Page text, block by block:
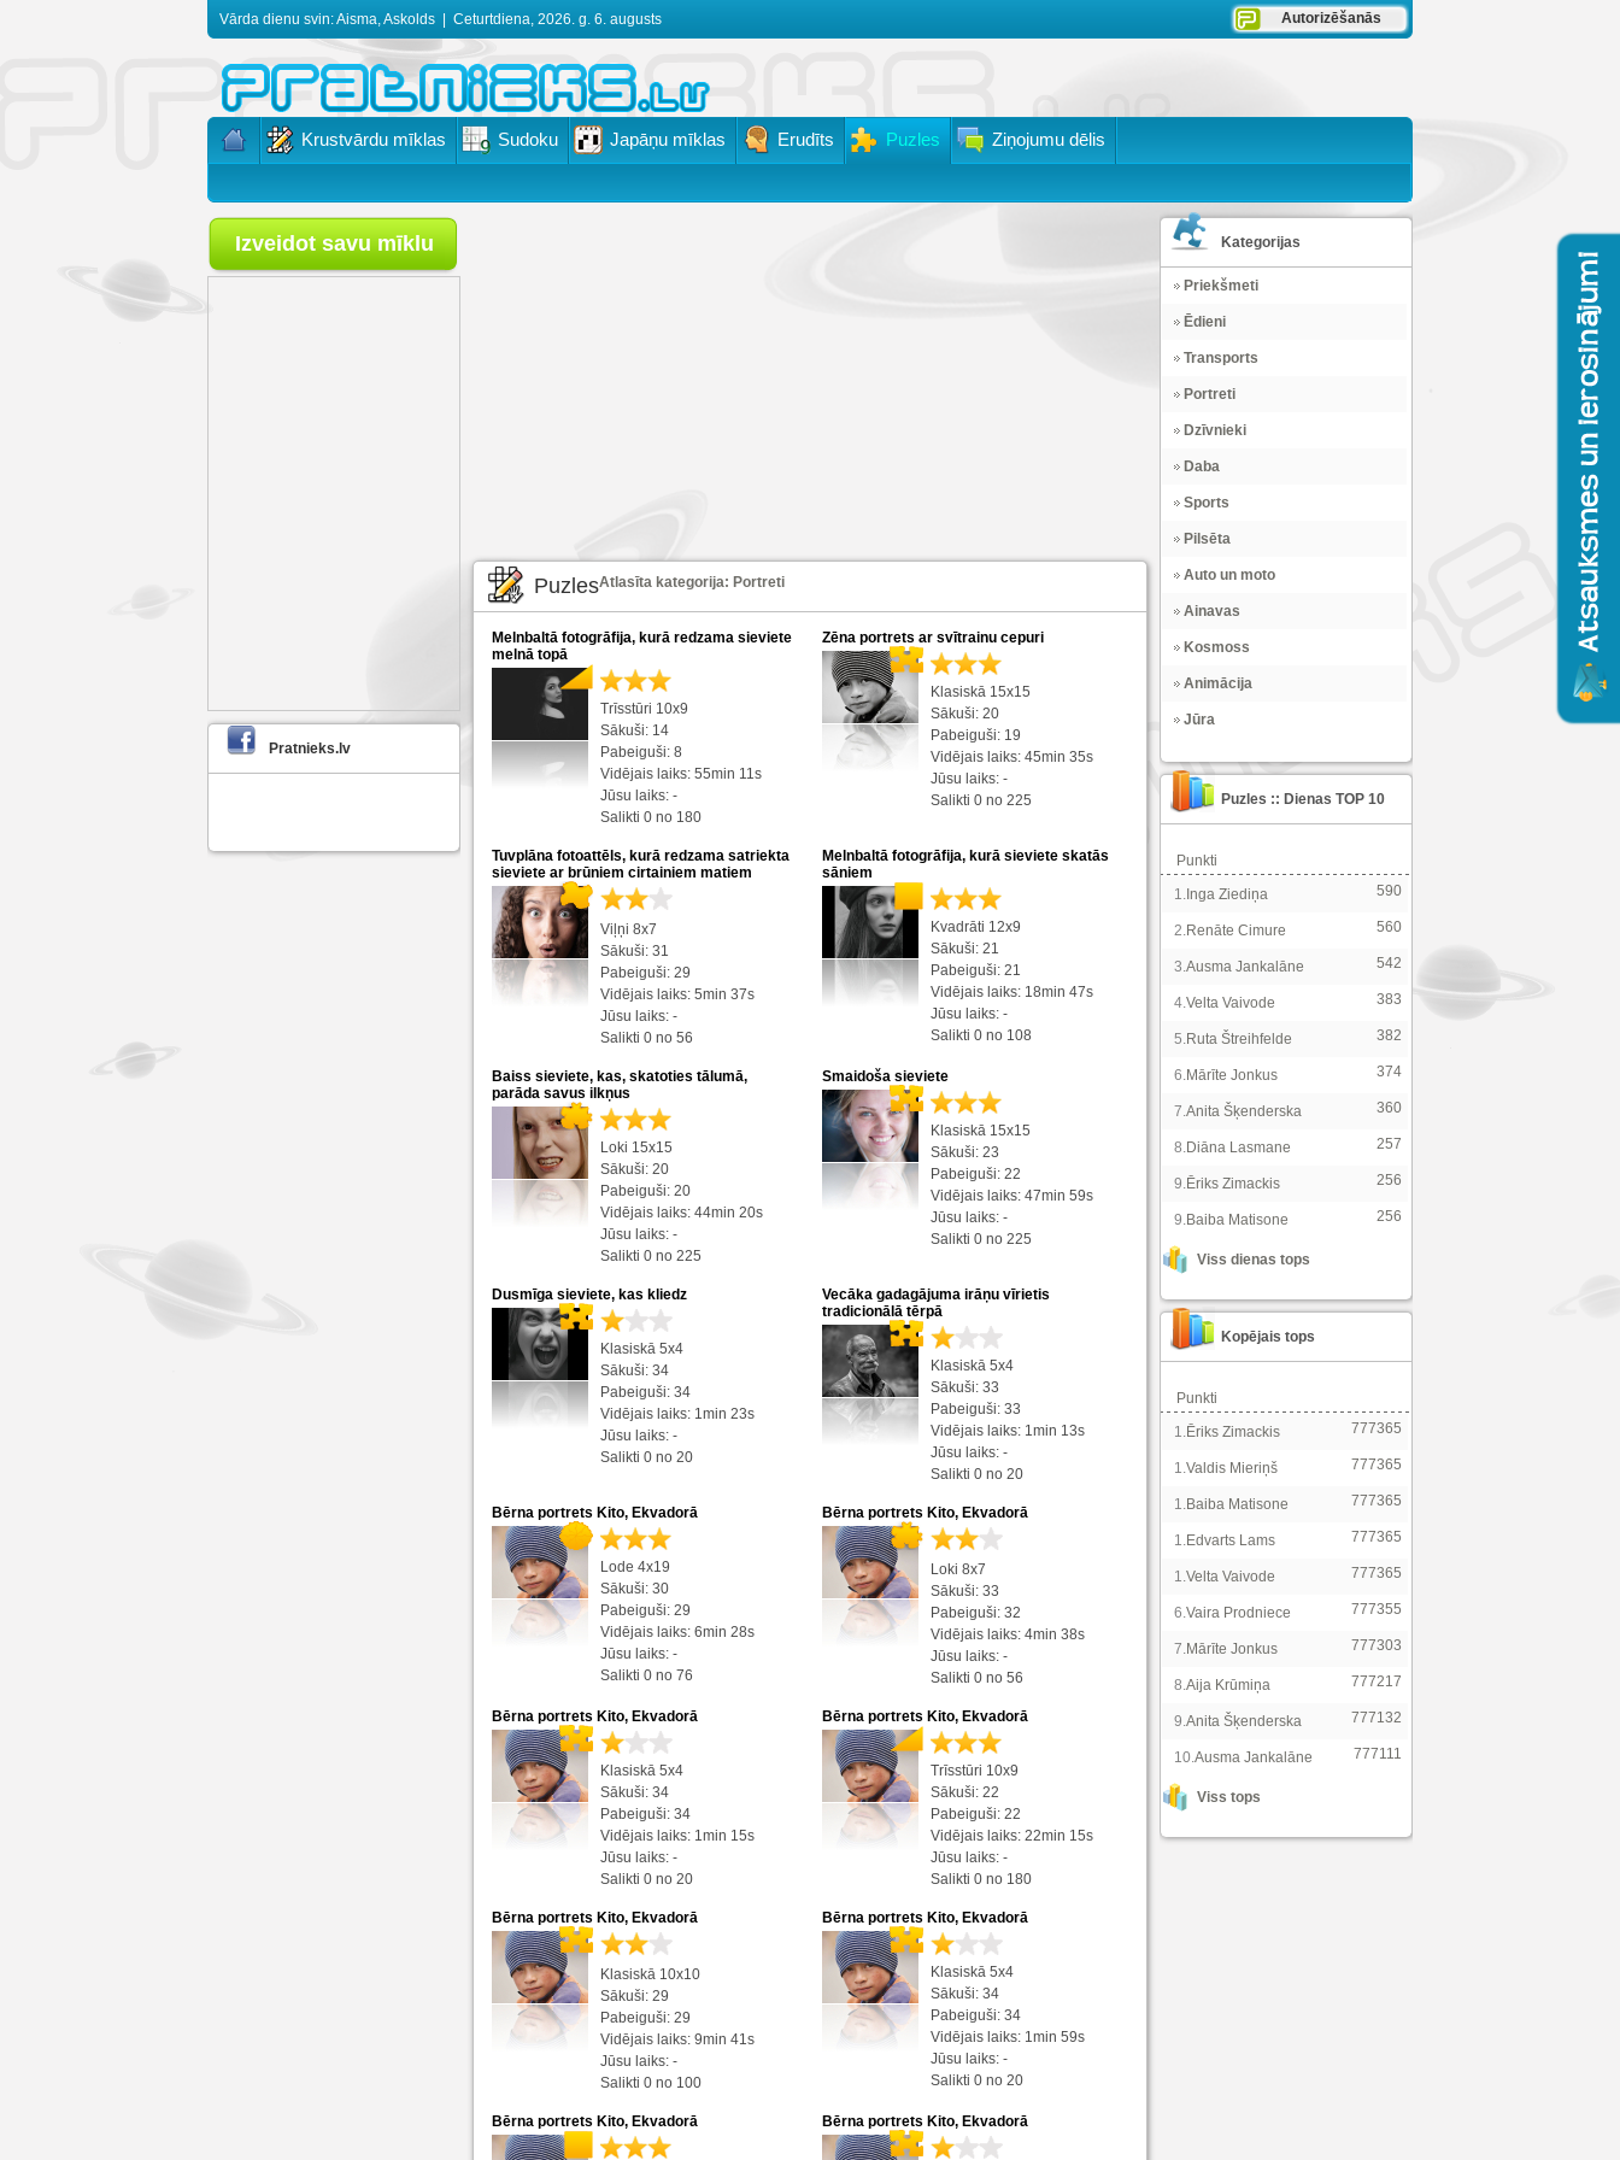
Vārda dienu svin: Aisma, Askolds Ceturtdiena, 2026. g. 6. augusts Autorizēšanās
Krustvārdu mīklas Sudoku Japāņu mīklas Erudīts Puzles Ziņojumu dēlis
Izveidot savu mīklu
Pratnieks.lv
PuzlesAtlasīta kategorija: Portreti
Melnbaltā fotogrāfija, kurā redzama sieviete
melnā topā
Trīsstūri 10x9
Sākuši: 14
Pabeiguši: 8
Vidējais laiks: 55min 11s
Jūsu laiks: -
Salikti 0 no 180
Zēna portrets ar svītrainu cepuri
Klasiskā 15x15
Sākuši: 20
Pabeiguši: 19
Vidējais laiks: 45min 35s
Jūsu laiks: -
Salikti 0 no 225
Tuvplāna fotoattēls, kurā redzama satriekta
sieviete ar brūniem cirtainiem matiem
Viļņi 8x7
Sākuši: 31
Pabeiguši: 29
Vidējais laiks: 5min 37s
Jūsu laiks: -
Salikti 0 no 56
Melnbaltā fotogrāfija, kurā sieviete skatās
sāniem
Kvadrāti 12x9
Sākuši: 21
Pabeiguši: 21
Vidējais laiks: 18min 47s
Jūsu laiks: -
Salikti 0 no 108
Baiss sieviete, kas, skatoties tālumā,
parāda savus ilkņus
Loki 15x15
Sākuši: 20
Pabeiguši: 20
Vidējais laiks: 44min 20s
Jūsu laiks: -
Salikti 0 no 225
Smaidoša sieviete
Klasiskā 15x15
Sākuši: 23
Pabeiguši: 22
Vidējais laiks: 47min 59s
Jūsu laiks: -
Salikti 0 no 225
Dusmīga sieviete, kas kliedz
Klasiskā 5x4
Sākuši: 34
Pabeiguši: 34
Vidējais laiks: 1min 23s
Jūsu laiks: -
Salikti 0 no 20
Vecāka gadagājuma irāņu vīrietis
tradicionālā tērpā
Klasiskā 5x4
Sākuši: 33
Pabeiguši: 33
Vidējais laiks: 1min 13s
Jūsu laiks: -
Salikti 0 no 20
Bērna portrets Kito, Ekvadorā
Lode 4x19
Sākuši: 30
Pabeiguši: 29
Vidējais laiks: 6min 28s
Jūsu laiks: -
Salikti 0 no 76
Bērna portrets Kito, Ekvadorā
Loki 8x7
Sākuši: 33
Pabeiguši: 32
Vidējais laiks: 4min 38s
Jūsu laiks: -
Salikti 0 no 56
Bērna portrets Kito, Ekvadorā
Klasiskā 5x4
Sākuši: 34
Pabeiguši: 34
Vidējais laiks: 1min 15s
Jūsu laiks: -
Salikti 0 no 20
Bērna portrets Kito, Ekvadorā
Trīsstūri 10x9
Sākuši: 22
Pabeiguši: 22
Vidējais laiks: 22min 15s
Jūsu laiks: -
Salikti 0 no 180
Bērna portrets Kito, Ekvadorā
Klasiskā 10x10
Sākuši: 29
Pabeiguši: 29
Vidējais laiks: 9min 41s
Jūsu laiks: -
Salikti 0 no 100
Bērna portrets Kito, Ekvadorā
Klasiskā 5x4
Sākuši: 34
Pabeiguši: 34
Vidējais laiks: 1min 59s
Jūsu laiks: -
Salikti 0 no 20
Bērna portrets Kito, Ekvadorā Bērna portrets Kito, Ekvadorā
Kategorijas
Priekšmeti
Ēdieni
Transports
Portreti
Dzīvnieki
Daba
Sports
Pilsēta
Auto un moto
Ainavas
Kosmoss
Animācija
Jūra
Puzles :: Dienas TOP 10
Punkti
1. Inga Ziediņa 590
2.Renāte Cimure 560
3.Ausma Jankalāne 542
4.Velta Vaivode 383
5.Ruta Štreihfelde 382
6.Mārīte Jonkus 374
7.Anita Šķenderska 360
8.Diāna Lasmane 257
9.Ēriks Zimackis 256
9.Baiba Matisone 256
Viss dienas tops
Kopējais tops
Punkti
1.Ēriks Zimackis 777365
1.Valdis Mieriņš 777365
1.Baiba Matisone 777365
1.Edvarts Lams 777365
1.Velta Vaivode 777365
6.Vaira Prodniece 777355
7.Mārīte Jonkus 777303
8.Aija Krūmiņa 777217
9.Anita Šķenderska 777132
10.Ausma Jankalāne 777111
Viss tops